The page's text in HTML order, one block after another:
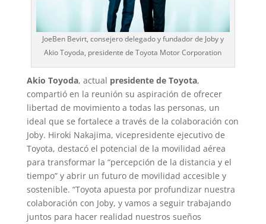
JoeBen Bevirt, consejero delegado y fundador de Joby y
Akio Toyoda, presidente de Toyota Motor Corporation
Akio Toyoda, actual presidente de Toyota,
compartió en la reunión su aspiración de ofrecer
libertad de movimiento a todas las personas, un
ideal que se fortalece a través de la colaboración con
Joby. Hiroki Nakajima, vicepresidente ejecutivo de
Toyota, destacó el potencial de la movilidad aérea
para transformar la “percepción de la distancia y el
tiempo” y abrir un futuro de movilidad accesible y
sostenible. “Toyota apuesta por profundizar nuestra
colaboración con Joby, y vamos a seguir trabajando
juntos para hacer realidad nuestros sueños